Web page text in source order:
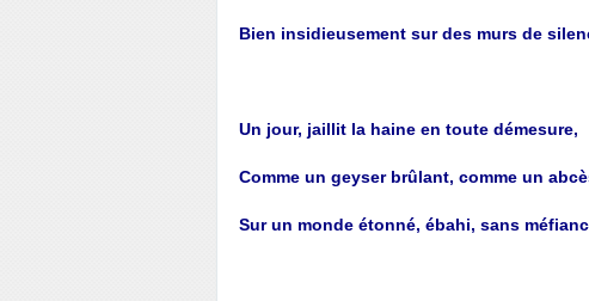
Bien insidieusement sur des murs de
Un jour, jaillit la haine en toute démesure,
Comme un geyser brûlant, comme un
Sur un monde étonné, ébahi, sans